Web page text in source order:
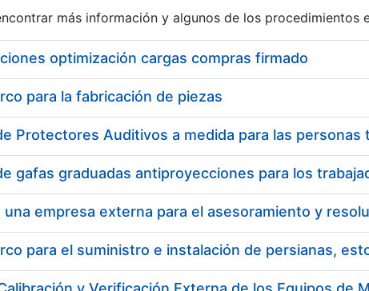
más información y algunos de los procedimientos
optimización cargas compras firmado
para la fabricación de piezas
para el suministro e instalación de persianas,